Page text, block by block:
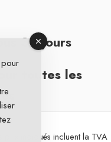
30 jours
toutes les
indiqués incluent la TVA